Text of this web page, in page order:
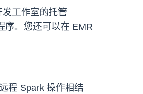
工作室的托管
序。您还可以在 EMR
程 Spark 操作相结